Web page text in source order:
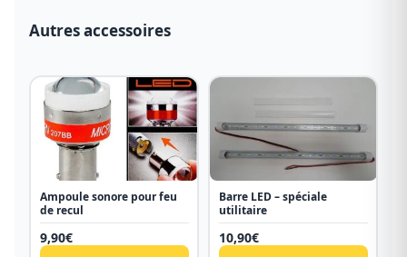
Autres accessoires
Ampoule sonore pour feu
de recul
9,90€
Barre LED – spéciale
utilitaire
10,90€